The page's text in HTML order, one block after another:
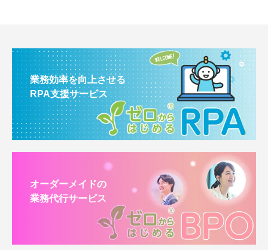
業務効率を向上させる
RPA支援サービス
オーダーメイドの
業務代行サービス